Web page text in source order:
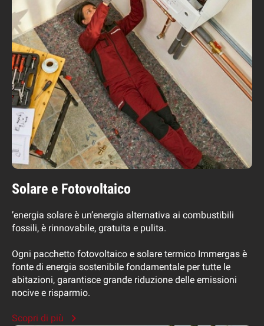
Solare e Fotovoltaico
’energia solare è un’energia alternativa ai combustibili
fossili, è rinnovabile, gratuita e pulita.
Ogni pacchetto fotovoltaico e solare termico Immergas è
fonte di energia sostenibile fondamentale per tutte le
abitazioni, garantisce grande riduzione delle emissioni
nocive e risparmio.
Scopri di più